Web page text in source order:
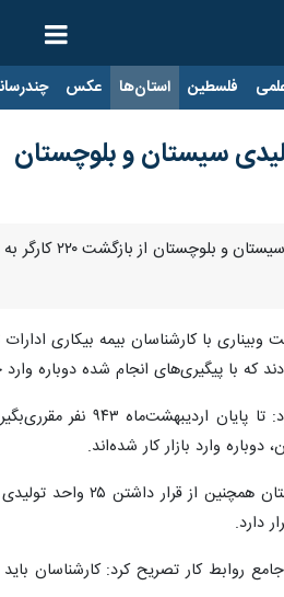
فلسطین استان‌ها عکس
زاهدان -
وبیناری با کارشناسان بیمه بیکاری
که با پیگیری‌های انجام شده دوباره
وارد بازار کار شده‌اند.
روابط کار تصریح کرد: کارشناسان